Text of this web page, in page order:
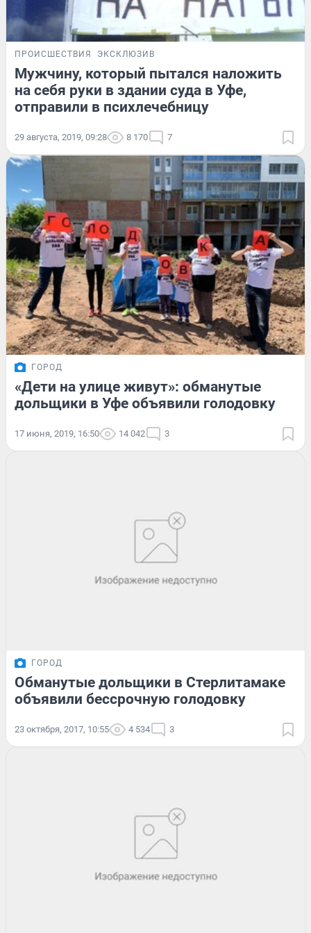
ПРОИСШЕСТВИЯ ЭКСКЛЮЗИВ
Мужчину, который пытался наложить
на себя руки в здании суда в Уфе,
отправили в психлечебницу
29 августа, 2019, 09:28 8 170 7
ГОРОД
«Дети на улице живут»: обманутые
дольщики в Уфе объявили голодовку
17 июня, 2019, 16:50 14 042 3
ГОРОД
Обманутые дольщики в Стерлитамаке
объявили бессрочную голодовку
23 октября, 2017, 10:55 4 534 3